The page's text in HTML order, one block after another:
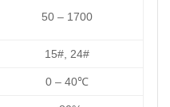
50 – 1700
15#, 24#
0 – 40℃